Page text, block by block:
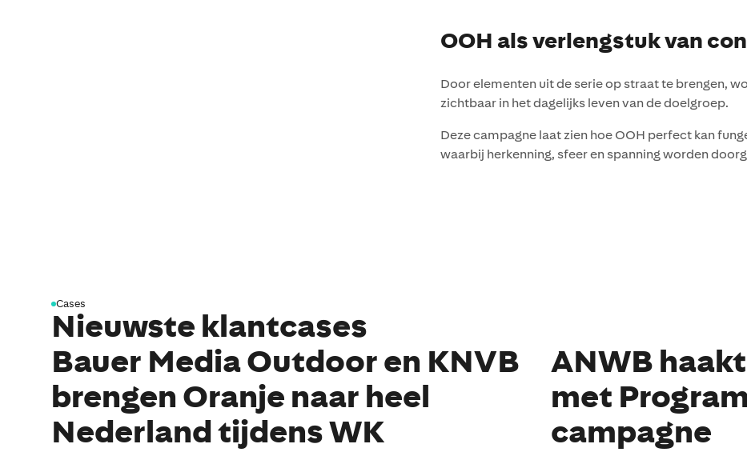
OOH als verlengstuk van
Door elementen uit de serie op straat te brengen,
zichtbaar in het dagelijks leven van de doelgroep.
Deze campagne laat zien hoe OOH perfect kan
waarbij herkenning, sfeer en spanning worden
Cases
Nieuwste klantcases
Bauer Media Outdoor en KNVB
brengen Oranje naar heel
Nederland tijdens WK
ANWB
met
campagne